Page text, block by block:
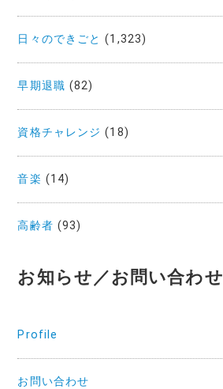
日々のできごと (1,323)
早期退職 (82)
資格チャレンジ (18)
音楽 (14)
高齢者 (93)
お知らせ／お問い合わせ
Profile
お問い合わせ